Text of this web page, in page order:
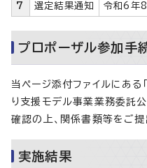
7 選定結果通知 令和6年
プロポーザル参加手
当ページ添付ファイルにある
り支援モデル事業業務委託
確認の上、関係書類等をご提
実施結果